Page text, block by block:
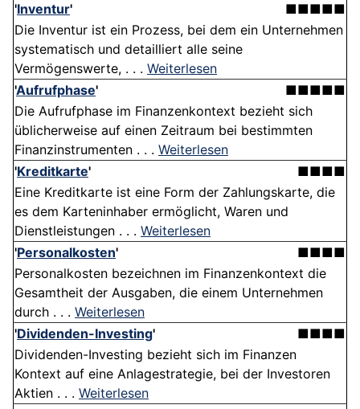
'Inventur'
■■■■■
Die Inventur ist ein Prozess, bei dem ein Unternehmen
systematisch und detailliert alle seine
Vermögenswerte, . . . Weiterlesen
'Aufrufphase'
■■■■■
Die Aufrufphase im Finanzenkontext bezieht sich
üblicherweise auf einen Zeitraum bei bestimmten
Finanzinstrumenten . . . Weiterlesen
'Kreditkarte'
■■■■
Eine Kreditkarte ist eine Form der Zahlungskarte, die
es dem Karteninhaber ermöglicht, Waren und
Dienstleistungen . . . Weiterlesen
'Personalkosten'
■■■■
Personalkosten bezeichnen im Finanzenkontext die
Gesamtheit der Ausgaben, die einem Unternehmen
durch . . . Weiterlesen
'Dividenden-Investing'
■■■■
Dividenden-Investing bezieht sich im Finanzen
Kontext auf eine Anlagestrategie, bei der Investoren
Aktien . . . Weiterlesen